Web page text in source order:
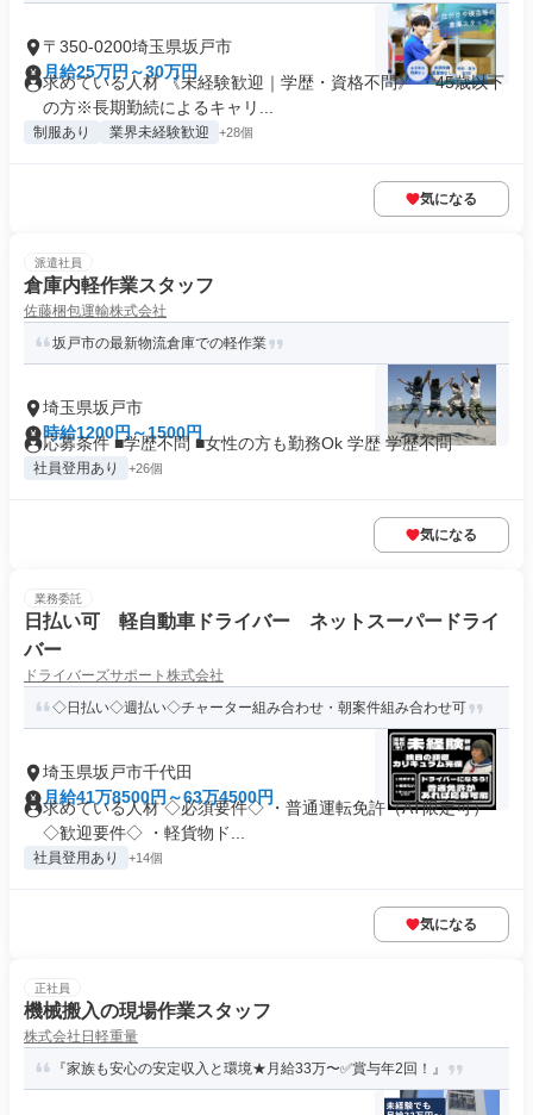
〒350-0200埼玉県坂戸市
月給25万円～30万円
求めている人材 《未経験歓迎｜学歴・資格不問》 ・45歳以下
の方※長期勤続によるキャリ...
制服あり 業界未経験歓迎 +28個
気になる
派遣社員
倉庫内軽作業スタッフ
佐藤梱包運輸株式会社
坂戸市の最新物流倉庫での軽作業
埼玉県坂戸市
時給1200円～1500円
応募条件 ■学歴不問 ■女性の方も勤務Ok 学歴 学歴不問
社員登用あり +26個
気になる
業務委託
日払い可 軽自動車ドライバー ネットスーパードライ
バー
ドライバーズサポート株式会社
◇日払い◇週払い◇チャーター組み合わせ・朝案件組み合わせ可
埼玉県坂戸市千代田
月給41万8500円～63万4500円
求めている人材 ◇必須要件◇ ・普通運転免許（AT限定可）
◇歓迎要件◇ ・軽貨物ド...
社員登用あり +14個
気になる
正社員
機械搬入の現場作業スタッフ
株式会社日軽重量
『家族も安心の安定収入と環境★月給33万〜✅賞与年2回！』